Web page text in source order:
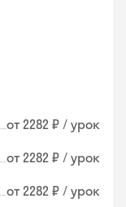
от 2282 ₽ / урок
от 2282 ₽ / урок
от 2282 ₽ / урок